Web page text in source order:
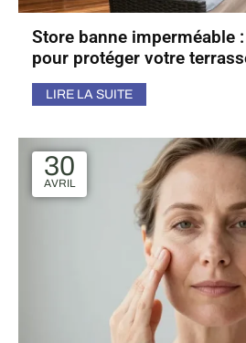
Store banne imperméable
pour protéger votre
LIRE LA SUITE
30
AVRIL